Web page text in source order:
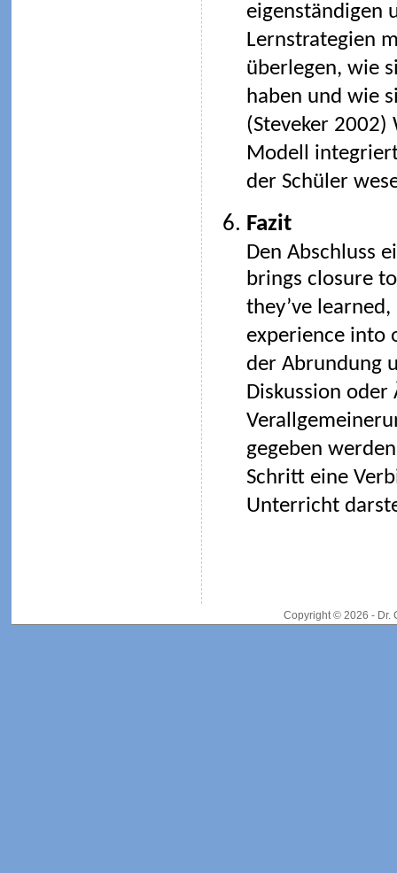
eigenständigen
Lernstrategien
überlegen, wie
haben und wie
(Steveker 2002)
Modell
der Schüler
Fazit
Den Abschluss
brings closure
they’ve
experience into
der Abrundung
Diskussion oder
gegeben
Schritt eine
Unterricht
Copyright © 2026 - Dr.